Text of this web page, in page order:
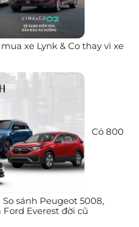
xe Lynk & Co thay vì xe
Có 800
sánh Peugeot 5008,
Ford Everest đời cũ